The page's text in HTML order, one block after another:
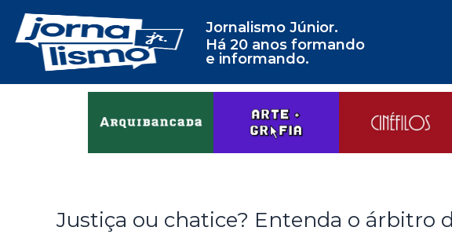
Jornalismo Júnior.
Há 20 anos formando
e informando.
Justiça ou chatice? Entenda o árbitro